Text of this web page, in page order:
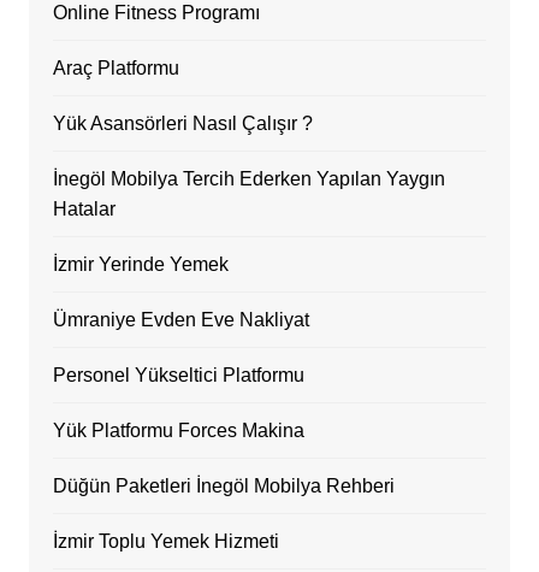
Online Fitness Programı
Araç Platformu
Yük Asansörleri Nasıl Çalışır ?
İnegöl Mobilya Tercih Ederken Yapılan Yaygın
Hatalar
İzmir Yerinde Yemek
Ümraniye Evden Eve Nakliyat
Personel Yükseltici Platformu
Yük Platformu Forces Makina
Düğün Paketleri İnegöl Mobilya Rehberi
İzmir Toplu Yemek Hizmeti